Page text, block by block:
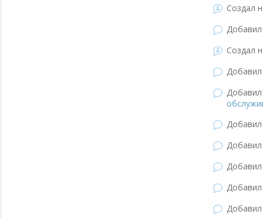
Создал
Создал